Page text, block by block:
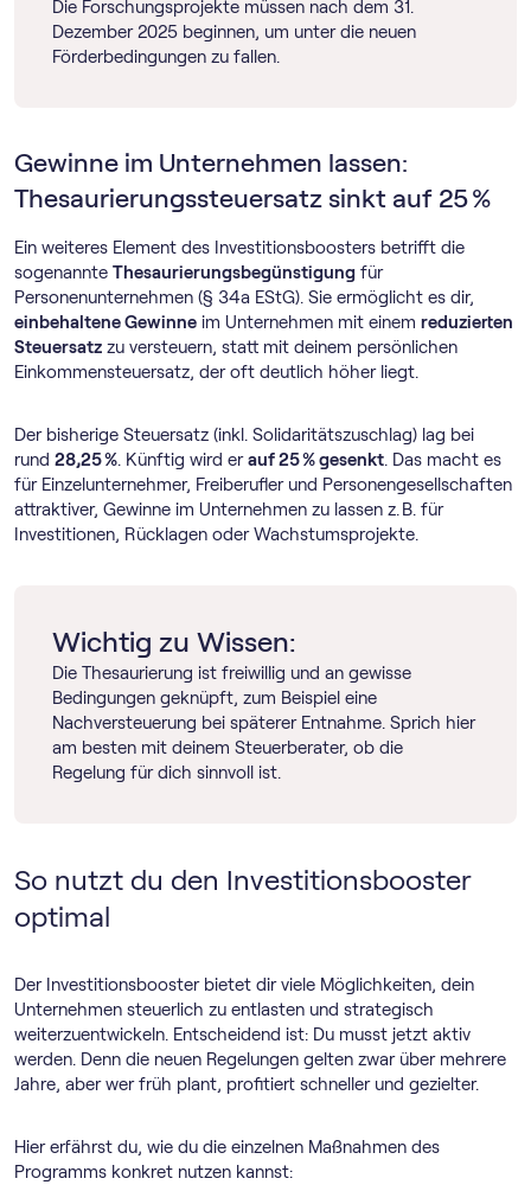
Die Forschungsprojekte müssen nach dem 31.
Dezember 2025 beginnen, um unter die neuen
Förderbedingungen zu fallen.
Gewinne im Unternehmen lassen:
Thesaurierungssteuersatz sinkt auf 25 %
Ein weiteres Element des Investitionsboosters betrifft die
sogenannte Thesaurierungsbegünstigung für
Personenunternehmen (§ 34a EStG). Sie ermöglicht es dir,
einbehaltene Gewinne im Unternehmen mit einem reduzierten
Steuersatz zu versteuern, statt mit deinem persönlichen
Einkommensteuersatz, der oft deutlich höher liegt.
Der bisherige Steuersatz (inkl. Solidaritätszuschlag) lag bei
rund 28,25 %. Künftig wird erauf 25 % gesenkt. Das macht es
für Einzelunternehmer, Freiberufler und Personengesellschaften
attraktiver, Gewinne im Unternehmen zu lassen z. B. für
Investitionen, Rücklagen oder Wachstumsprojekte.
Wichtig zu Wissen:
Die Thesaurierung ist freiwillig und an gewisse
Bedingungen geknüpft, zum Beispiel eine
Nachversteuerung bei späterer Entnahme. Sprich hier
am besten mit deinem Steuerberater, ob die
Regelung für dich sinnvoll ist.
So nutzt du den Investitionsbooster
optimal
Der Investitionsbooster bietet dir viele Möglichkeiten, dein
Unternehmen steuerlich zu entlasten und strategisch
weiterzuentwickeln. Entscheidend ist: Du musst jetzt aktiv
werden. Denn die neuen Regelungen gelten zwar über mehrere
Jahre, aber wer früh plant, profitiert schneller und gezielter.
Hier erfährst du, wie du die einzelnen Maßnahmen des
Programms konkret nutzen kannst: